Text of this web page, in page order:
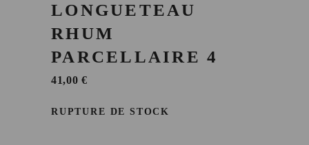
LONGUETEAU
RHUM
PARCELLAIRE 4
41,00 €
RUPTURE DE STOCK